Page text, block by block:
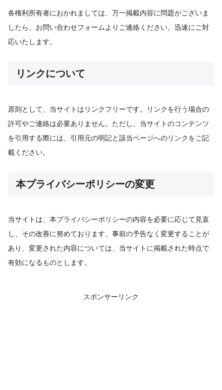
各権利所有者におかれましては、万一掲載内容に問題がございま
したら、お問い合わせフォームよりご連絡ください。迅速にご対
応いたします。
リンクについて
原則として、当サイトはリンクフリーです。リンクを行う場合の
許可やご連絡は必要ありません。ただし、当サイトのコンテンツ
を引用する際には、引用元の明記と該当ページへのリンクをご記
載ください。
本プライバシーポリシーの変更
当サイトは、本プライバシーポリシーの内容を必要に応じて見直
し、その改善に努めております。事前の予告なく変更することが
あり、変更された内容については、当サイトに掲載された時点で
有効になるものとします。
スポンサーリンク